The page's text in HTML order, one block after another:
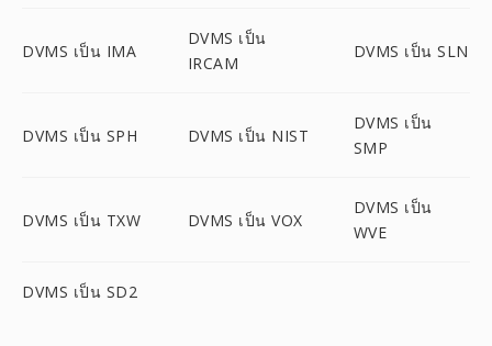
DVMS เป็น IMA
DVMS เป็น
IRCAM
DVMS เป็น SLN
DVMS เป็น SPH DVMS เป็น NIST
DVMS เป็น
SMP
DVMS เป็น TXW DVMS เป็น VOX
DVMS เป็น
WVE
DVMS เป็น SD2